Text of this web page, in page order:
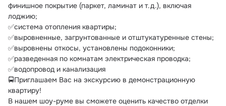
финишное покрытие (паркет, ламинат и т.д.), включая
лоджию;
✅система отопления квартиры;
✅выровненные, загрунтованные и отштукатуренные стены;
✅выровнены откосы, установлены подоконники;
✅разведенная по комнатам электрическая проводка;
✅водопровод и канализация
🚍Приглашаем Вас на экскурсию в демонстрационную
квартиру!
В нашем шоу-руме вы сможете оценить качество отделки